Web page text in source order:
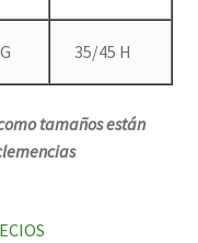
35/45 H
tamaños están